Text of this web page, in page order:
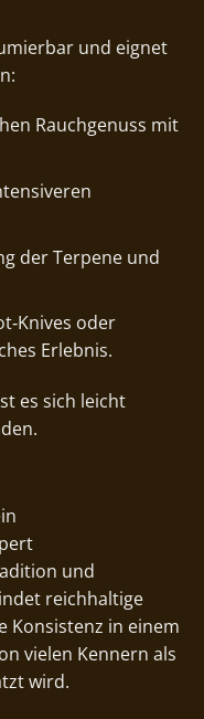
und eignet
Rauchgenuss mit
der Terpene und
oder
Erlebnis.
es sich leicht
und
reichhaltige
Konsistenz in einem
vielen Kennern als
wird.